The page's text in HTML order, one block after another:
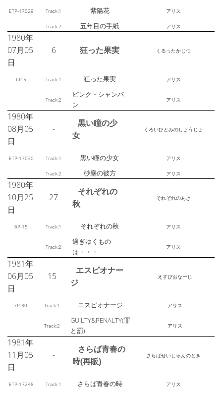
ETP-17029 Track:1 紫陽花 アリス
Track:2 五年目の手紙 アリス
1980年
07月05
日
6 狂った果実 くるったかじつ
6P-5 Track:1 狂った果実 アリス
Track:2
ピンク・シャンパ
ン
アリス
1980年
08月05
日
-
黒い瞳の少
女
くろいひとみのしょうじょ
ETP-17030 Track:1 黒い瞳の少女 アリス
Track:2 砂塵の彼方 アリス
1980年
10月25
日
27
それぞれの
秋
それぞれのあき
6P-15 Track:1 それぞれの秋 アリス
Track:2
過ぎゆくもの
は・・・
アリス
1981年
06月05
日
15
エスピオナー
ジ
えすぴおなーじ
7P-30 Track:1 エスピオナージ アリス
Track:2
GUILTY&PENALTY(罪
と罰)
アリス
1981年
11月05
日
-
さらば青春の
時(再販)
さらばせいしゅんのとき
ETP-17248 Track:1 さらば青春の時 アリス